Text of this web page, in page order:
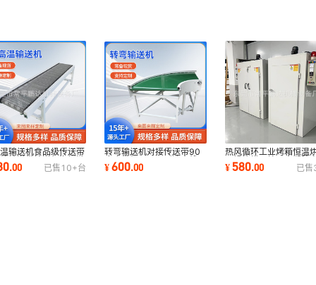
输送机食品级传送带
输送带输送机海鲜链
机变频
.00 已售 10+台
转弯输送机对接传送带90
度皮带机180环形流水线U
型传输机提升机
¥600.00
热风循环工业烤箱恒温
干燥箱烘干炉五金塑胶
热烘箱烤炉
¥580.00 已售